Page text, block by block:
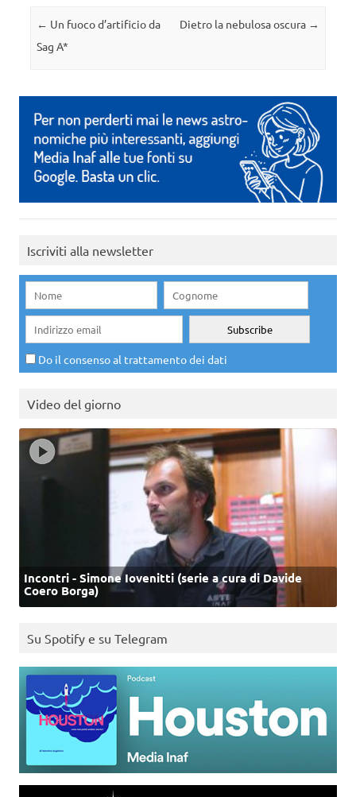
Navigazione articolo
← Un fuoco d’artificio da
Sag A*
Dietro la nebulosa oscura →
Iscriviti alla newsletter
Do il consenso al trattamento dei dati
Video del giorno
Incontri - Simone Iovenitti (serie a cura di Davide
Coero Borga)
Su Spotify e su Telegram